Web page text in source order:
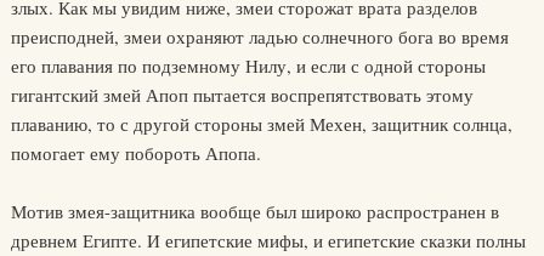
злых. Как мы увидим ниже, змеи сторожат врата разделов
преисподней, змеи охраняют ладью солнечного бога во время
его плавания по подземному Нилу, и если с одной стороны
гигантский змей Апоп пытается воспрепятствовать этому
плаванию, то с другой стороны змей Мехен, защитник солнца,
помогает ему побороть Апопа.
Мотив змея-защитника вообще был широко распространен в
древнем Египте. И египетские мифы, и египетские сказки полны